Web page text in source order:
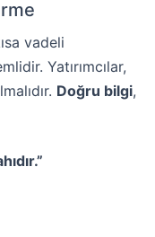
vadeli
Yatırımcılar,
Doğru bilgi,